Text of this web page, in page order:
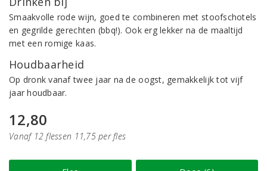
Smaakvolle rode wijn, goed te combineren met stoofschotels
en gegrilde gerechten (bbq!). Ook erg lekker na de maaltijd
met een romige kaas.
Houdbaarheid
Op dronk vanaf twee jaar na de oogst, gemakkelijk tot vijf
jaar houdbaar.
12,80
Vanaf 12 flessen 11,75 per fles